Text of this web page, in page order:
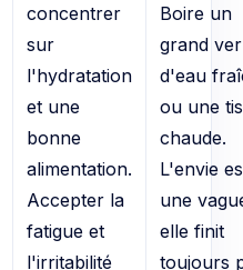
concentrer
sur
l'hydratation
et une
bonne
alimentation.
Accepter la
fatigue et
l'irritabilité
Boire un
grand
d'eau
ou une
chaude.
L'envie
une
elle finit
toujours